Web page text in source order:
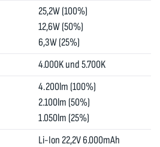
25,2W (100%)
12,6W (50%)
6,3W (25%)
4.000K und 5.700K
4.200lm (100%)
2.100lm (50%)
1.050lm (25%)
Li-Ion 22,2V 6.000mAh